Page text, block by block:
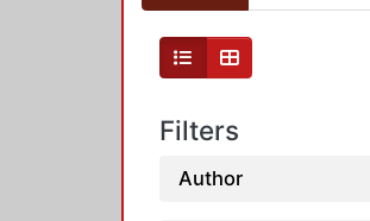
Filters
Author